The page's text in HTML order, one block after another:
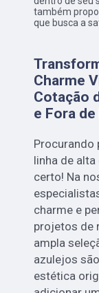
também
que busca a
Charme
Cotação
e Fora de
Procurando
linha de
certo! Na
charme e
projetos de
ampla
azulejos
estética